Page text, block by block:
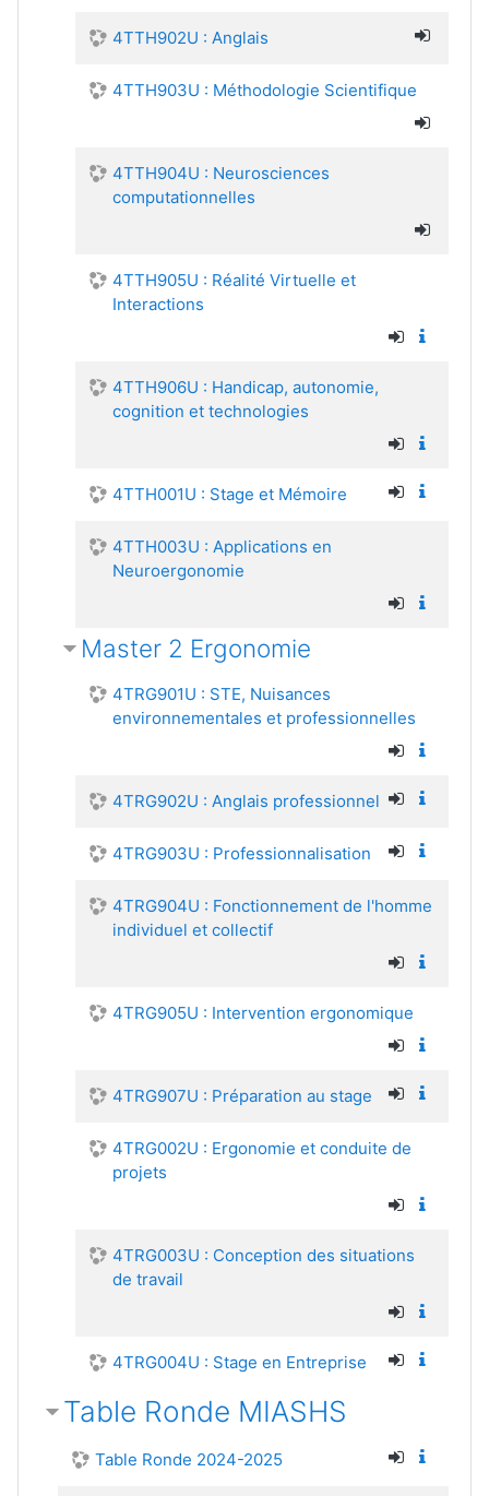
4TTH902U : Anglais
4TTH903U : Méthodologie Scientifique
4TTH904U : Neurosciences
computationnelles
4TTH905U : Réalité Virtuelle et
Interactions
4TTH906U : Handicap, autonomie,
cognition et technologies
4TTH001U : Stage et Mémoire
4TTH003U : Applications en
Neuroergonomie
Master 2 Ergonomie
4TRG901U : STE, Nuisances
environnementales et professionnelles
4TRG902U : Anglais professionnel
4TRG903U : Professionnalisation
4TRG904U : Fonctionnement de l'homme
individuel et collectif
4TRG905U : Intervention ergonomique
4TRG907U : Préparation au stage
4TRG002U : Ergonomie et conduite de
projets
4TRG003U : Conception des situations
de travail
4TRG004U : Stage en Entreprise
Table Ronde MIASHS
Table Ronde 2024-2025